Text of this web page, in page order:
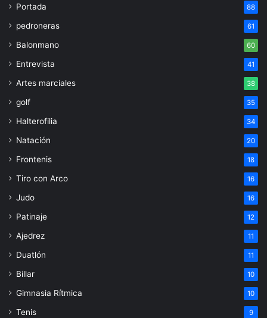
Portada 88
pedroneras 61
Balonmano 60
Entrevista 41
Artes marciales 38
golf 35
Halterofilia 34
Natación 20
Frontenis 18
Tiro con Arco 16
Judo 16
Patinaje 12
Ajedrez 11
Duatlón 11
Billar 10
Gimnasia Rítmica 10
Tenis 9